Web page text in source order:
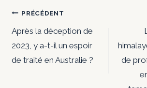
Navigation
de
l’article
PRÉCÉDENT
Après la déception de
2023, y a-t-il un espoir
de traité en Australie ?
de